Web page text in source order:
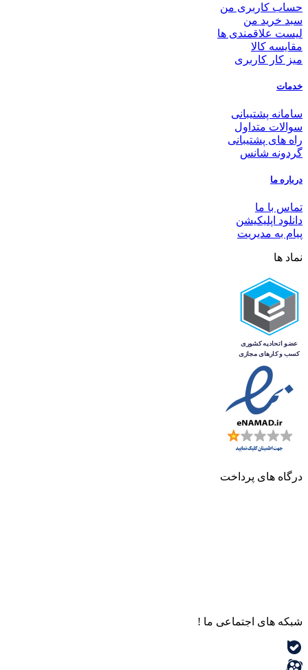
حساب کاربری من
سبد خرید من
لیست علاقمندی ها
مقایسه کالا
میز کار کاربری
خدمات
سامانه پشتیبانی
سوالات متداول
راه های پشتیبانی
گردونه شانس
درباره ما
تماس با ما
دانلود اپلیکیشن
پیام به مدیریت
نماد ها
درگاه های پرداخت
شبکه های اجتماعی ما !